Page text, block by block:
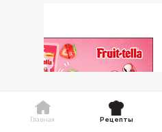
Главная Рецепты